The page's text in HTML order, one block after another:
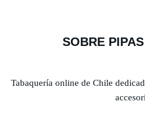
SOBRE
Tabaquería online de Chile